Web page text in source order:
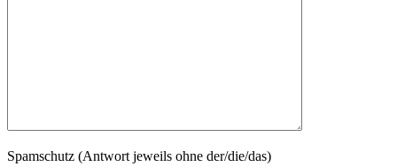
Spamschutz (Antwort jeweils ohne der/die/das)